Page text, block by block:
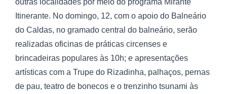
outras localidades por meio do programa Mirante
Itinerante. No domingo, 12, com o apoio do Balneário
do Caldas, no gramado central do balneário, serão
realizadas oficinas de práticas circenses e
brincadeiras populares às 10h; e apresentações
artísticas com a Trupe do Rizadinha, palhaços, pernas
de pau, teatro de bonecos e o trenzinho tsunami às